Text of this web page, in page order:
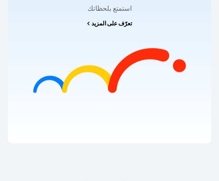
استمتع بلحظاتك
تعرّف على المزيد